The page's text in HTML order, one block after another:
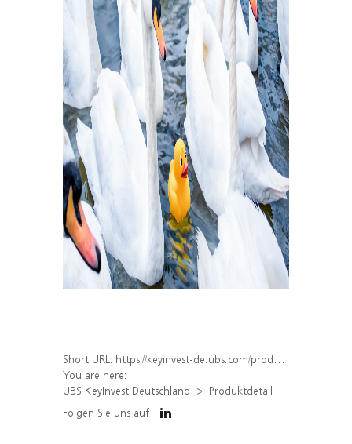
Short URL: https://keyinvest-de.ubs.com/produkt/detail/index/isin/DE000WA8YMP7
You are here:
UBS KeyInvest Deutschland
Produktdetail
Folgen Sie uns auf